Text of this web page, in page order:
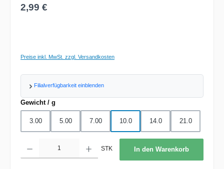
Regulärer Preis:
2,99 €
Preise inkl. MwSt. zzgl. Versandkosten
Filialverfügbarkeit einblenden
Gewicht / g
3.00 5.00 7.00 10.0 14.0 21.0
STK In den Warenkorb